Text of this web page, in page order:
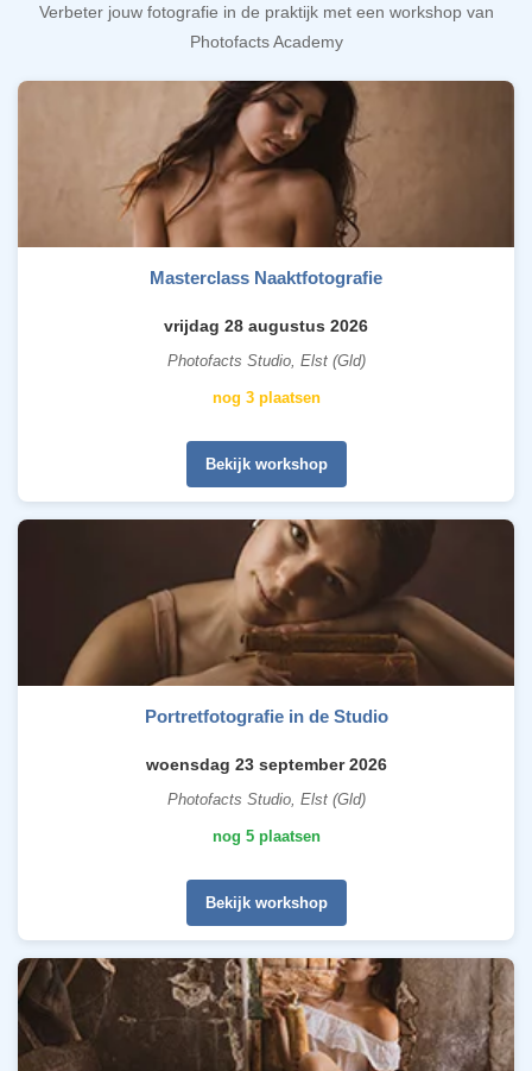
Verbeter jouw fotografie in de praktijk met een workshop van
Photofacts Academy
Masterclass Naaktfotografie
vrijdag 28 augustus 2026
Photofacts Studio, Elst (Gld)
nog 3 plaatsen
Bekijk workshop
Portretfotografie in de Studio
woensdag 23 september 2026
Photofacts Studio, Elst (Gld)
nog 5 plaatsen
Bekijk workshop